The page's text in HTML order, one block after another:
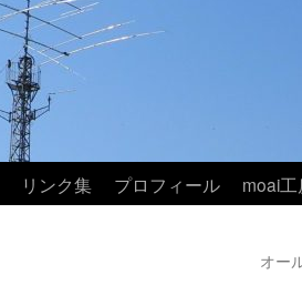
リンク集 プロフィール moai
オー